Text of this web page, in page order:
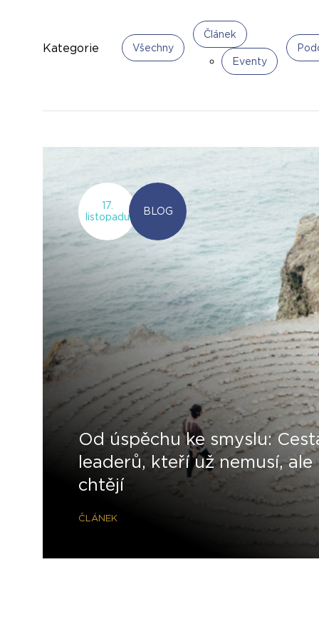
Kategorie Všechny
Článek
Eventy
17.
listopadu
BLOG
Od úspěchu ke smyslu:
leaderů, kteří už nemusí, ale
chtějí
ČLÁNEK